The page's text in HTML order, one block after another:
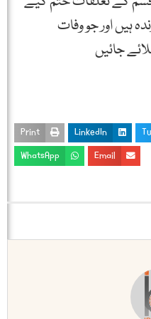
ہیں اور جو وفات
جائیں
LinkedIn
Print
Email
WhatsApp